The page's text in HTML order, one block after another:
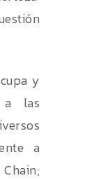
y
a las
a